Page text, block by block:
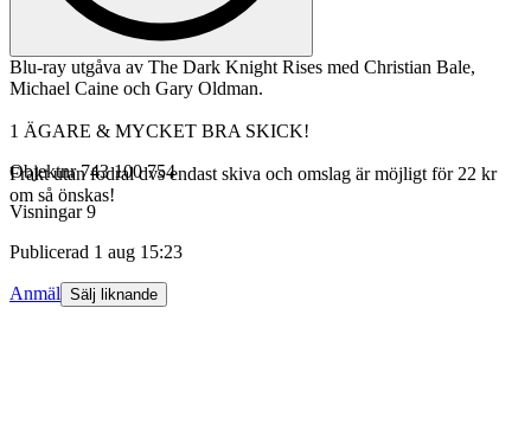
Blu-ray utgåva av The Dark Knight Rises med Christian Bale,
Michael Caine och Gary Oldman.
1 ÄGARE & MYCKET BRA SKICK!
Frakt utan fodral dvs endast skiva och omslag är möjligt för 22 kr
om så önskas!
Objektnr 743 100 754
Visningar 9
Publicerad 1 aug 15:23
Anmäl Sälj liknande